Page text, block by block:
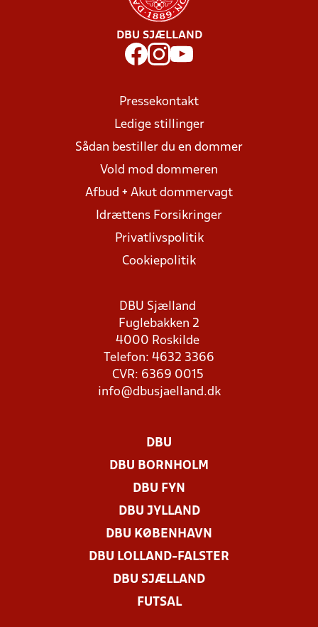
DBU SJÆLLAND
Pressekontakt
Ledige stillinger
Sådan bestiller du en dommer
Vold mod dommeren
Afbud + Akut dommervagt
Idrættens Forsikringer
Privatlivspolitik
Cookiepolitik
DBU Sjælland
Fuglebakken 2
4000 Roskilde
Telefon: 4632 3366
CVR: 6369 0015
info@dbusjaelland.dk
DBU
DBU BORNHOLM
DBU FYN
DBU JYLLAND
DBU KØBENHAVN
DBU LOLLAND-FALSTER
DBU SJÆLLAND
FUTSAL